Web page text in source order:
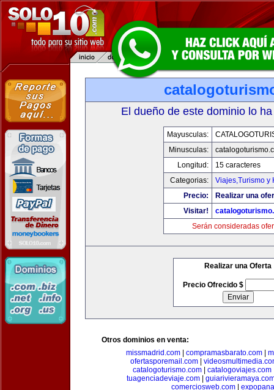
El dueño de este dominio lo
Mayusculas:
Minusculas:
Longitud:
15 caracteres
Categorias:
Viajes,Turismo y
Precio:
Realizar una
Visitar!
Serán consideradas
Realizar una Oferta
Precio Ofrecido $
Otros dominios en venta:
missmadrid.com| compramasbarato.com|
ofertasporemail.com
catalogoturismo.com
catalogoviajes.com
tuagenciadeviaje.com|
comerciosweb.com